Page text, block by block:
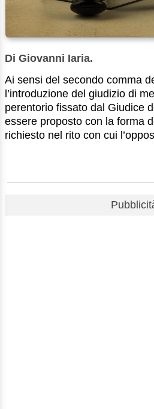
Di Giovanni Iaria.
Ai sensi del secondo comma
l’introduzione del giudizio di
perentorio fissato dal Giudice
essere proposto con la forma
richiesto nel rito con cui